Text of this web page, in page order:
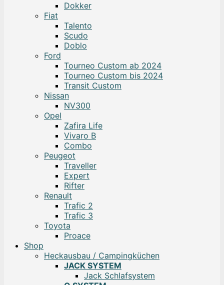
Dokker
Fiat
Talento
Scudo
Doblo
Ford
Tourneo Custom ab 2024
Tourneo Custom bis 2024
Transit Custom
Nissan
NV300
Opel
Zafira Life
Vivaro B
Combo
Peugeot
Traveller
Expert
Rifter
Renault
Trafic 2
Trafic 3
Toyota
Proace
Shop
Heckausbau / Campingküchen
JACK SYSTEM
Jack Schlafsystem